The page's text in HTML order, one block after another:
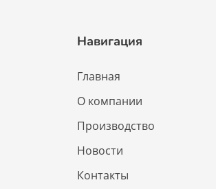
Навигация
Главная
О компании
Производство
Новости
Контакты